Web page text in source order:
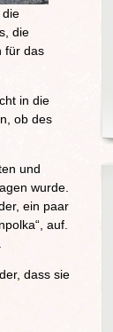
die
die
für das
in die
ob des
und
wurde.
ein paar
auf.
dass sie